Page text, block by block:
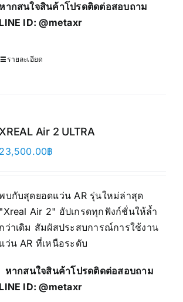
หากสนใจสินค้าโปรดติดต่อสอบถาม
LINE ID:@metaxr
รายละเอียด
XREAL Air 2 ULTRA
23,500.00฿
บกับสุดยอดแว่น AR รุ่นใหม่ล่าสุด
"Xreal Air 2" อัปเกรดทุกฟังก์ชั่นให้ล้ำ
กว่าเดิม สัมผัสประสบการณ์การใช้งาน
แว่น AR ที่เหนือระดับ
หากสนใจสินค้าโปรดติดต่อสอบถาม
LINE ID:@metaxr